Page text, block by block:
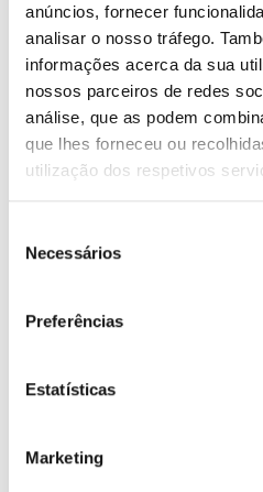
anúncios, fornecer
analisar o nosso tráfego.
informações acerca da sua
nossos parceiros de redes
análise, que as podem
que lhes forneceu ou
utilização dos respetivos
Necessários
Preferências
Estatísticas
Marketing
Muitas vezes somos
soluções que nos
para ser verdade. No
consolidado, além da
originar, permite
familiares, ao dispor
mensalidade a pagar a
mensalidades, a várias
Desvantagens
Na verdade, para
que o crédito